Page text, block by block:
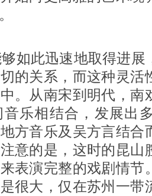
如此迅速地取得进展
的关系，而这种灵活
。从南宋到明代，南
乐相结合，发展出
方音乐及吴方言结合
意的是，这时的昆山
表演完整的戏剧情节
很大，仅在苏州一带